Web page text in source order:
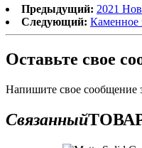
Предыдущий: 2021
Следующий: Каменное
Оставьте свое
Напишите свое сообщение
Связанный